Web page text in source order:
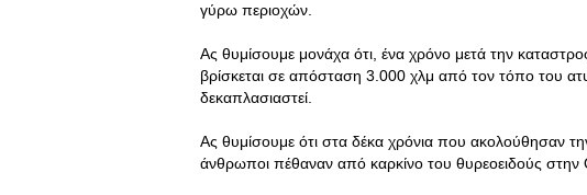
γύρω περιοχών.
Ας θυμίσουμε μονάχα ότι, ένα χρόνο μετά την
βρίσκεται σε απόσταση 3.000 χλμ από τον τόπο του
δεκαπλασιαστεί.
Ας θυμίσουμε ότι στα δέκα χρόνια που ακολούθησαν
άνθρωποι πέθαναν από καρκίνο του θυρεοειδούς